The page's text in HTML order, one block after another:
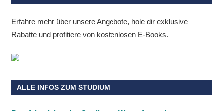
Erfahre mehr über unsere Angebote, hole dir exklusive
Rabatte und profitiere von kostenlosen E-Books.
ALLE INFOS ZUM STUDIUM